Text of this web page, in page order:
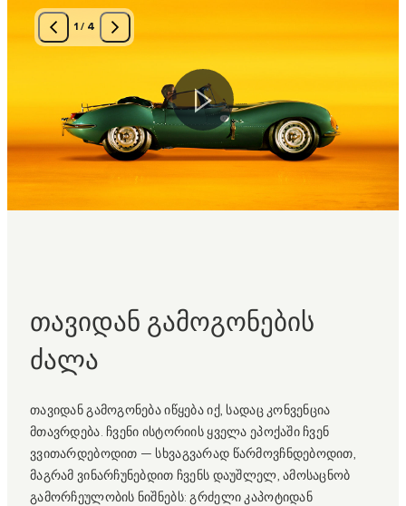
თავიდან გამოგონების
ძალა
თავიდან გამოგონება იწყება იქ, სადაც კონვენცია
მთავრდება. ჩვენი ისტორიის ყველა ეპოქაში ჩვენ
ვვითარდებოდით — სხვაგვარად წარმოვჩნდებოდით,
მაგრამ ვინარჩუნებდით ჩვენს დაუშლელ, ამოსაცნობ
გამორჩეულობის ნიშნებს: გრძელი კაპოტიდან
1/ 4